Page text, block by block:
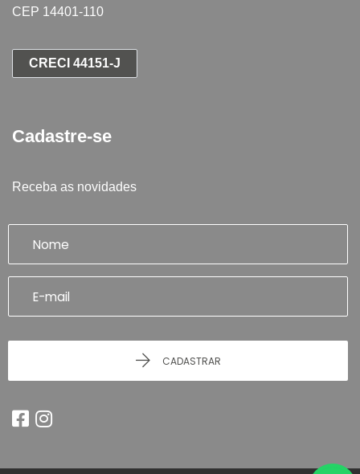
CEP 14401-110
CRECI 44151-J
Cadastre-se
Receba as novidades
CADASTRAR